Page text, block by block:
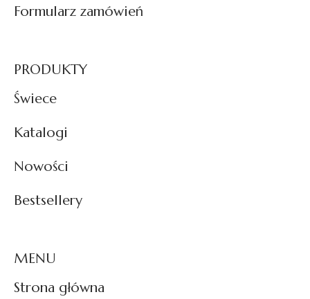
MENU
Strona główna
PRODUKTY
Świece
Katalogi
Nowości
Bestsellery
Formularz zamówień